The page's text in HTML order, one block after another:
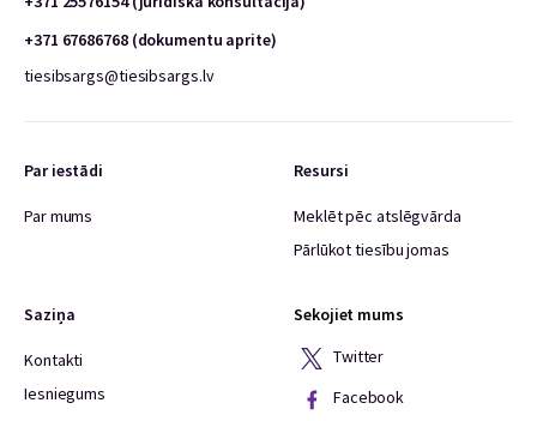
+371 67686768 (dokumentu aprite)
tiesibsargs@tiesibsargs.lv
Par iestādi
Par mums
Resursi
Meklēt pēc atslēgvārda
Pārlūkot tiesību jomas
Saziņa
Kontakti
Iesniegums
Sekojiet mums
Twitter
Facebook